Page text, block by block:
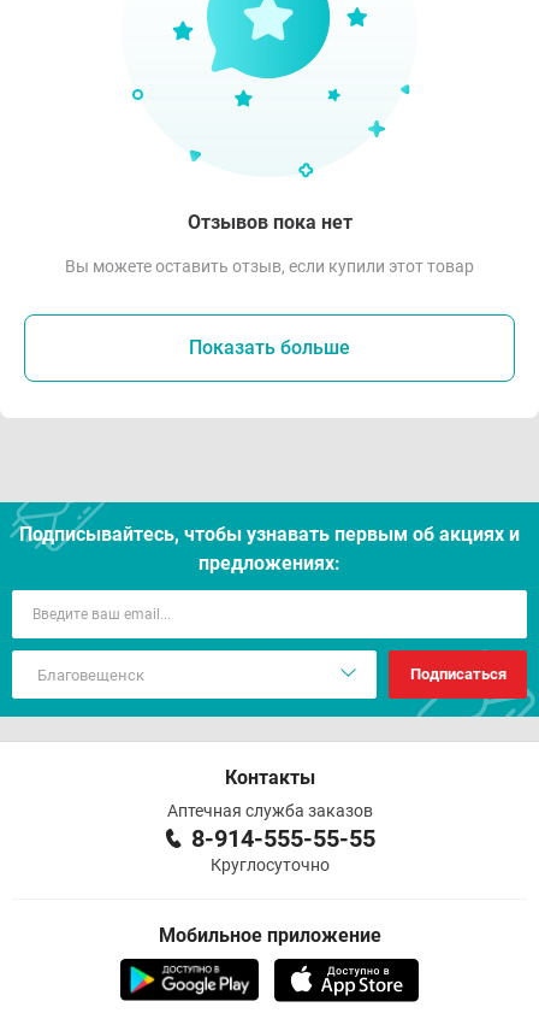
Отзывов пока нет
Вы можете оставить отзыв, если купили этот товар
Показать больше
Подписывайтесь, чтобы узнавать первым об акцияx и
предложениях:
Подписаться
Контакты
Аптечная служба заказов
8-914-555-55-55
Круглосуточно
Мобильное приложение